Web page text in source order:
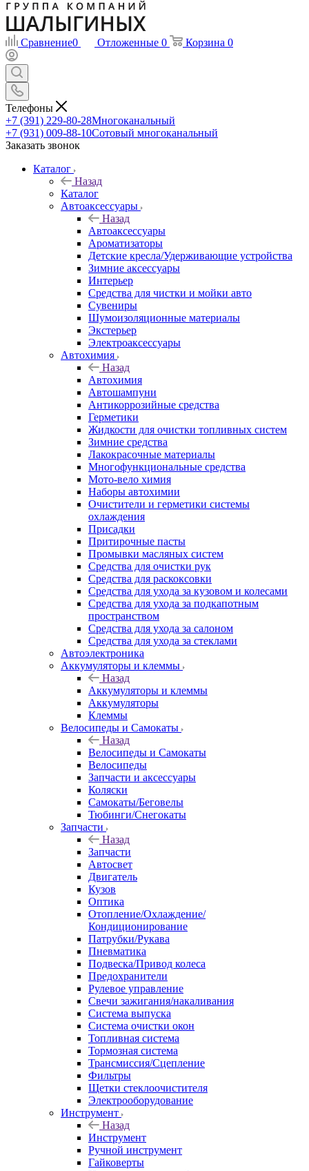
Сравнение0 Отложенные 0 Корзина 0
Телефоны
+7 (391) 229-80-28Многоканальный
+7 (931) 009-88-10Сотовый многоканальный
Заказать звонок
Каталог
Назад
Каталог
Автоаксессуары
Назад
Автоаксессуары
Ароматизаторы
Детские кресла/Удерживающие устройства
Зимние аксессуары
Интерьер
Средства для чистки и мойки авто
Сувениры
Шумоизоляционные материалы
Экстерьер
Электроаксессуары
Автохимия
Назад
Автохимия
Автошампуни
Антикоррозийные средства
Герметики
Жидкости для очистки топливных систем
Зимние средства
Лакокрасочные материалы
Многофункциональные средства
Мото-вело химия
Наборы автохимии
Очистители и герметики системы
охлаждения
Присадки
Притирочные пасты
Промывки масляных систем
Средства для очистки рук
Средства для раскоксовки
Средства для ухода за кузовом и колесами
Средства для ухода за подкапотным
пространством
Средства для ухода за салоном
Средства для ухода за стеклами
Автоэлектроника
Аккумуляторы и клеммы
Назад
Аккумуляторы и клеммы
Аккумуляторы
Клеммы
Велосипеды и Самокаты
Назад
Велосипеды и Самокаты
Велосипеды
Запчасти и аксессуары
Коляски
Самокаты/Беговелы
Тюбинги/Снегокаты
Запчасти
Назад
Запчасти
Автосвет
Двигатель
Кузов
Оптика
Отопление/Охлаждение/
Кондиционирование
Патрубки/Рукава
Пневматика
Подвеска/Привод колеса
Предохранители
Рулевое управление
Свечи зажигания/накаливания
Система выпуска
Система очистки окон
Топливная система
Тормозная система
Трансмиссия/Сцепление
Фильтры
Щетки стеклоочистителя
Электрооборудование
Инструмент
Назад
Инструмент
Ручной инструмент
Гайковерты